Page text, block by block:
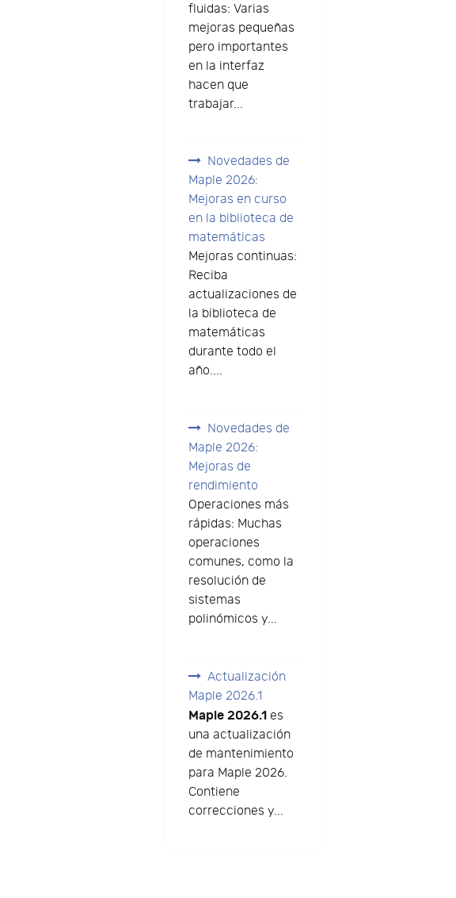
fluidas: Varias
mejoras pequeñas
pero importantes
en la interfaz
hacen que
trabajar...
Novedades de
Maple 2026:
Mejoras en curso
en la biblioteca de
matemáticas
Mejoras continuas:
Reciba
actualizaciones de
la biblioteca de
matemáticas
durante todo el
año....
Novedades de
Maple 2026:
Mejoras de
rendimiento
Operaciones más
rápidas: Muchas
operaciones
comunes, como la
resolución de
sistemas
polinómicos y...
Actualización
Maple 2026.1
Maple 2026.1es
una actualización
de mantenimiento
para Maple 2026.
Contiene
correcciones y...